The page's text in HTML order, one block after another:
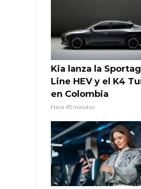
Kia lanza la
Line HEV y el K4
en Colombia
Hace 45 minutos